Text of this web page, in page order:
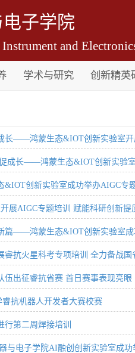
子学院
and
学术与研究 创新精英
长——鸿蒙生态&IOT创新实验室开
成长——鸿蒙生态&IOT创新实验
创新实验室成功举办AIGC专
展AIGC专题培训 赋能科研创新提
篇——鸿蒙生态&IOT创新实验室成
睿抗火星科考专项培训 全力备战国
伍出征睿抗省赛 首日赛事表现亮眼
抗机器人开发者大赛校赛
行第二周焊接培训
电子学院AI融创创新实验室成功